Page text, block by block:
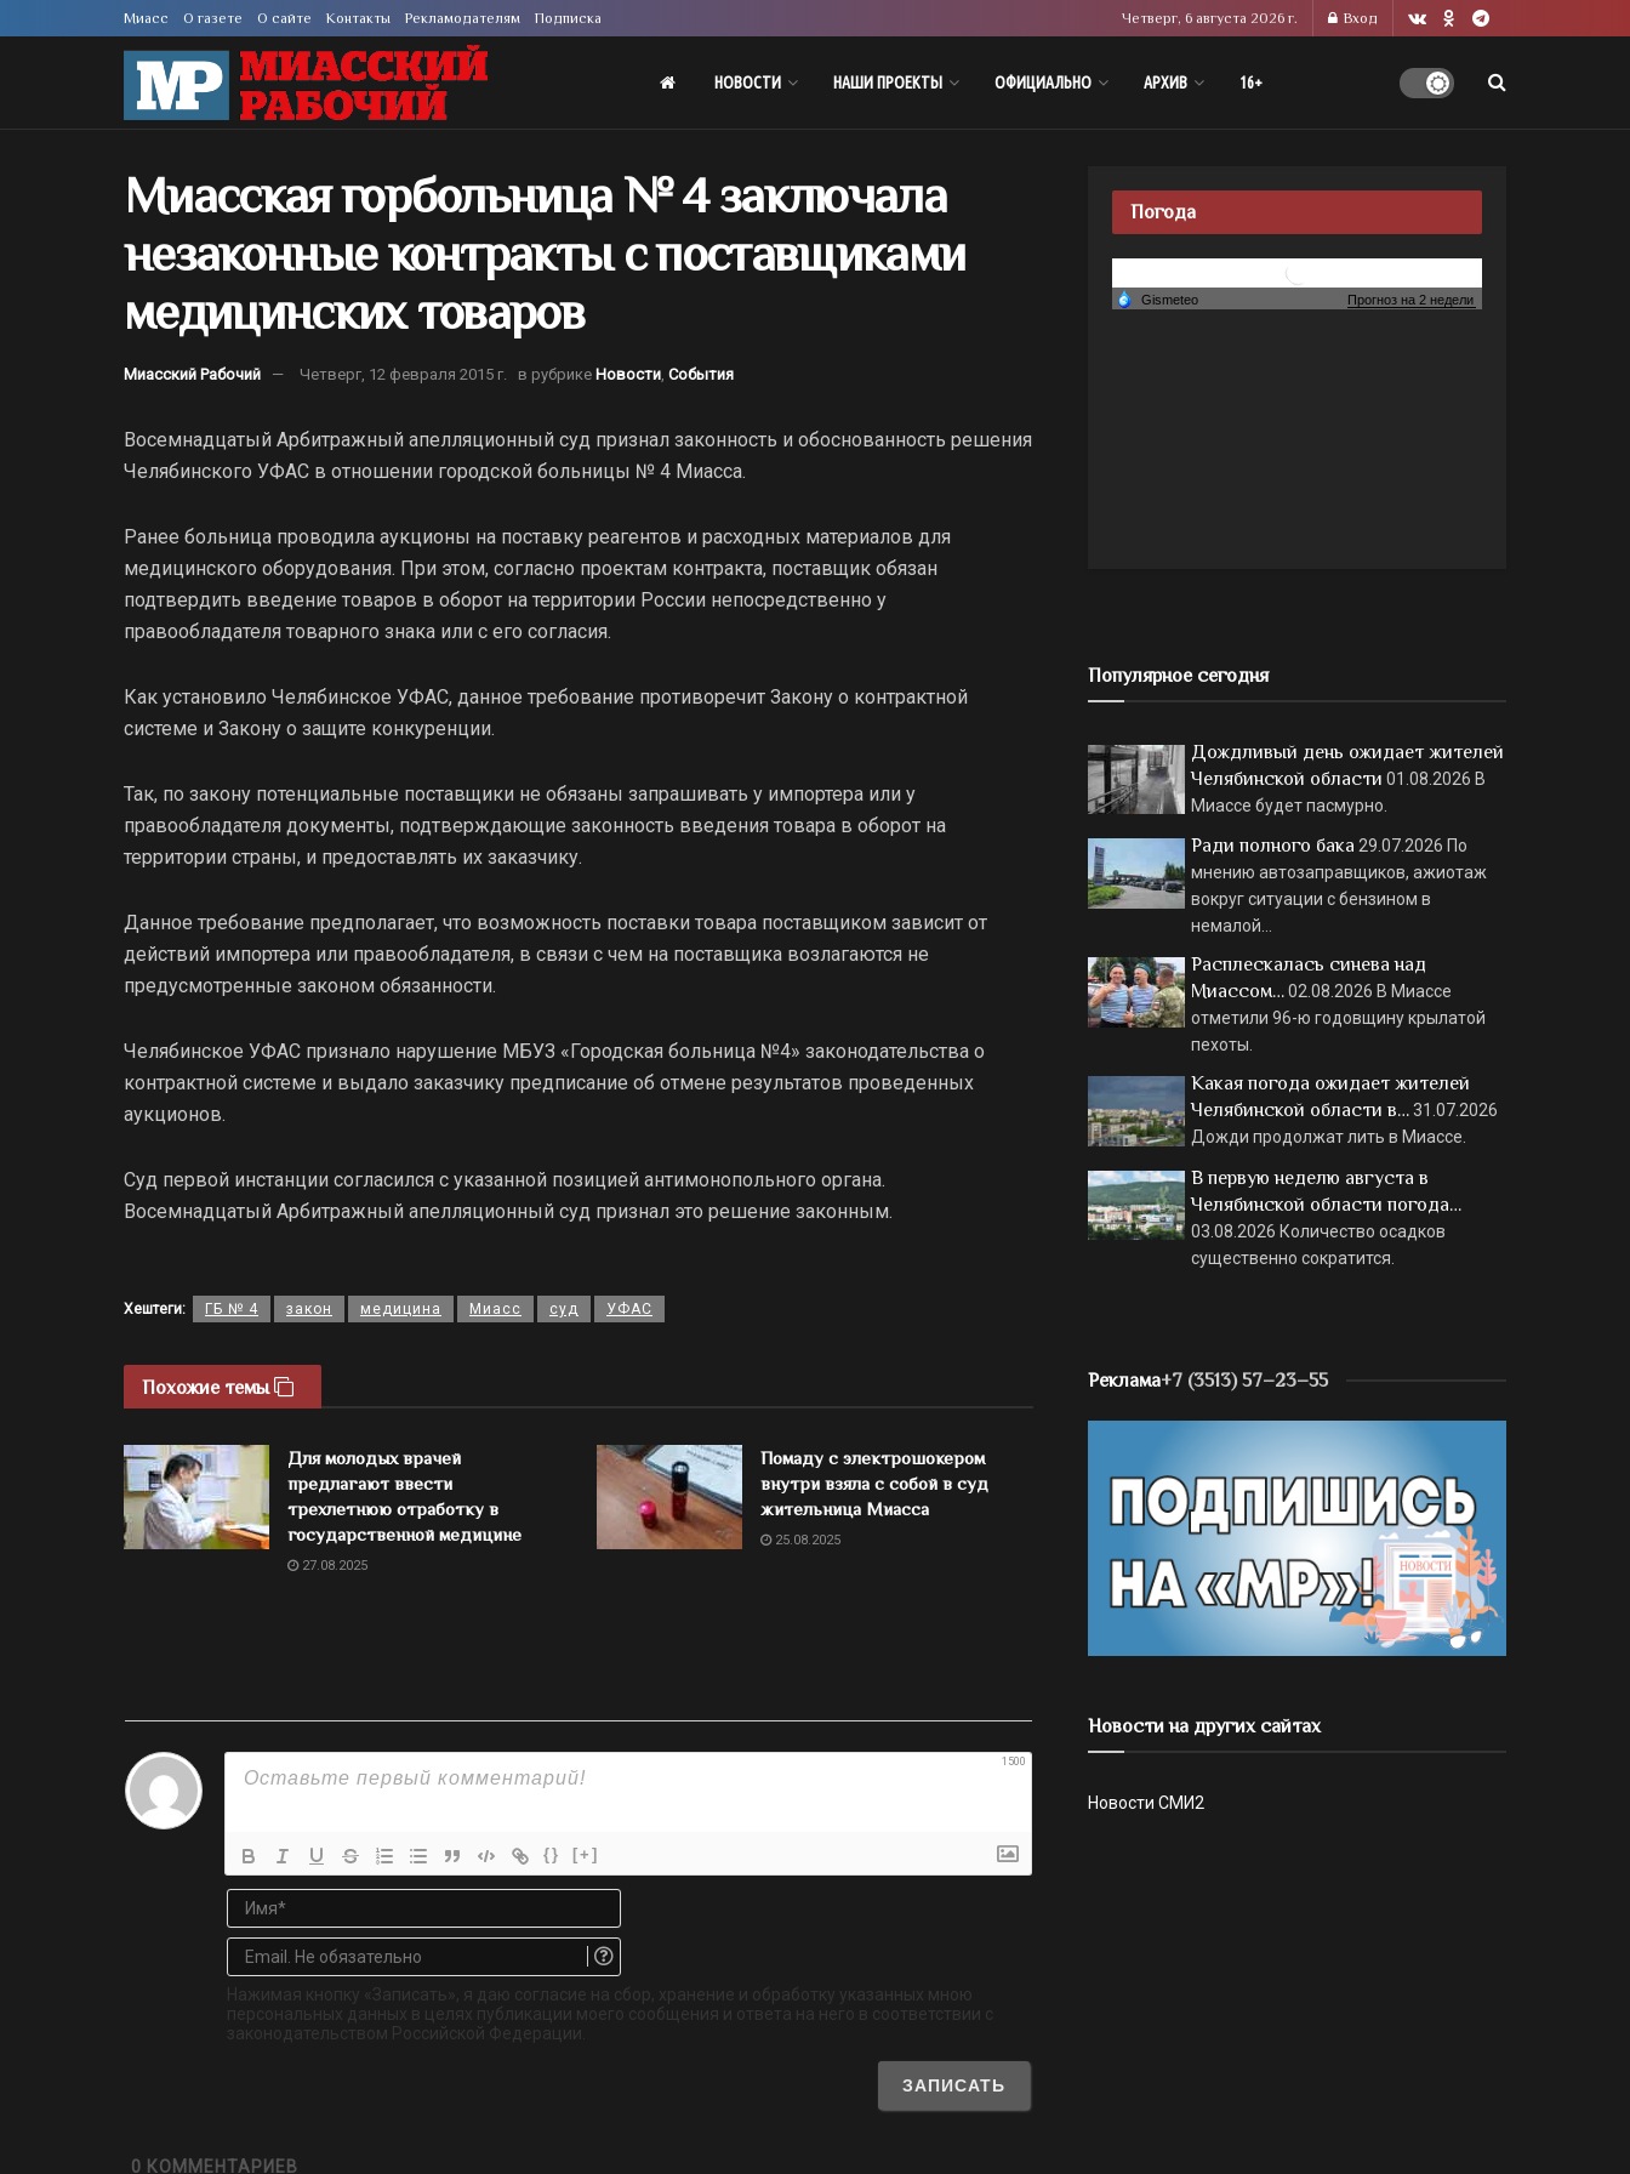
Миасс О газете О сайте Контакты Рекламодателям Подписка Четверг, 6 августа 2026 г. Вход
НОВОСТИ НАШИ ПРОЕКТЫ ОФИЦИАЛЬНО АРХИВ 16+
Миасская горбольница № 4 заключала
незаконные контракты с поставщиками
медицинских товаров
Миасский Рабочий Четверг, 12 февраля 2015 г. в рубрике Новости События
Восемнадцатый Арбитражный апелляционный суд признал законность и обоснованность решения
Челябинского УФАС в отношении городской больницы № 4 Миасса.
Ранее больница проводила аукционы на поставку реагентов и расходных материалов для
медицинского оборудования. При этом, согласно проектам контракта, поставщик обязан
подтвердить введение товаров в оборот на территории России непосредственно у
правообладателя товарного знака или с его согласия.
Как установило Челябинское УФАС, данное требование противоречит Закону о контрактной
системе и Закону о защите конкуренции.
Так, по закону потенциальные поставщики не обязаны запрашивать у импортера или у
правообладателя документы, подтверждающие законность введения товара в оборот на
территории страны, и предоставлять их заказчику.
Данное требование предполагает, что возможность поставки товара поставщиком зависит от
действий импортера или правообладателя, в связи с чем на поставщика возлагаются не
предусмотренные законом обязанности.
Челябинское УФАС признало нарушение МБУЗ «Городская больница №4» законодательства о
контрактной системе и выдало заказчику предписание об отмене результатов проведенных
аукционов.
Суд первой инстанции согласился с указанной позицией антимонопольного органа.
Восемнадцатый Арбитражный апелляционный суд признал это решение законным.
Хештеги: ГБ № 4 закон медицина Миасс суд УФАС
Похожие темы
Для молодых врачей
предлагают ввести
трехлетнюю отработку в
государственной медицине
27.08.2025
Помаду с электрошокером
внутри взяла с собой в суд
жительница Миасса
25.08.2025
1500
{} [+]
Имя*
Email.
обязательно
Нажимая кнопку «Записать», я даю согласие на сбор, хранение и обработку указанных мною
персональных данных в целях публикации моего сообщения и ответа на него в соответствии с
законодательством Российской Федерации.
0 КОММЕНТАРИЕВ
Погода
Популярное сегодня
Дождливый день ожидает жителей
Челябинской области 01.08.2026 В
Миассе будет пасмурно.
Ради полного бака 29.07.2026 По
мнению автозаправщиков, ажиотаж
вокруг ситуации с бензином в
немалой…
Расплескалась синева над
Миассом…02.08.2026 В Миассе
отметили 96-ю годовщину крылатой
пехоты.
Какая погода ожидает жителей
Челябинской области в…31.07.2026
Дожди продолжат лить в Миассе.
В первую неделю августа в
Челябинской области погода…
03.08.2026 Количество осадков
существенно сократится.
Реклама+7 (3513) 57–23–55
Новости на других сайтах
Новости СМИ2